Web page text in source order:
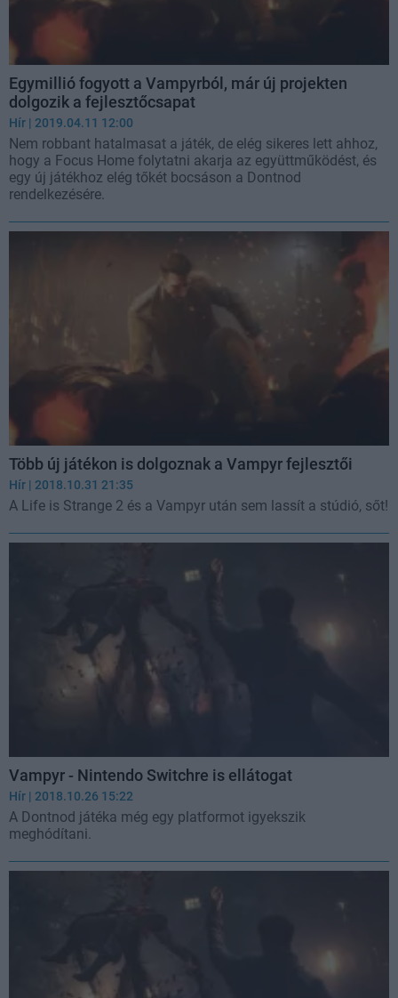
Egymillió fogyott a Vampyrból, már új projekten
dolgozik a fejlesztőcsapat
Hír | 2019.04.11 12:00
Nem robbant hatalmasat a játék, de elég sikeres lett ahhoz,
hogy a Focus Home folytatni akarja az együttműködést, és
egy új játékhoz elég tőkét bocsáson a Dontnod
rendelkezésére.
Több új játékon is dolgoznak a Vampyr fejlesztői
Hír | 2018.10.31 21:35
A Life is Strange 2 és a Vampyr után sem lassít a stúdió, sőt!
Vampyr - Nintendo Switchre is ellátogat
Hír | 2018.10.26 15:22
A Dontnod játéka még egy platformot igyekszik
meghódítani.